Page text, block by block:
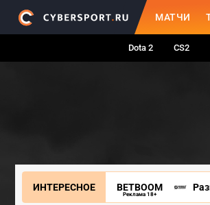
МАТЧИ
Dota 2 CS2
ИНТЕРЕСНОЕ BETBOOM
Реклама 18+